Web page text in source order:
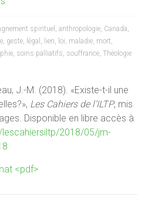
spirituel ,anthropologie, Canada,
, geste, légal , lien, loi, maladie, mort,
, soins palliatifs, souffrance,Théologie
J.-M. (2018). «Existe-t-il une
Les Cahiers de l’ILTP, mis
Disponible en libre accès à
lescahiersiltp/2018/05/jm-
<pdf>